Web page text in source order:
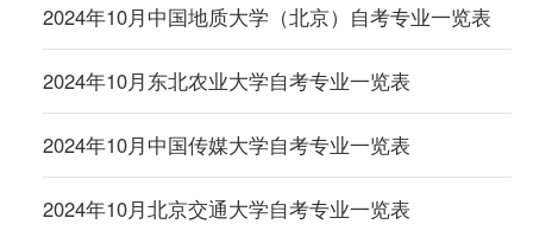
2024年10月中国地质大学（北京）自考专业一览表
2024年10月东北农业大学自考专业一览表
2024年10月中国传媒大学自考专业一览表
2024年10月北京交通大学自考专业一览表